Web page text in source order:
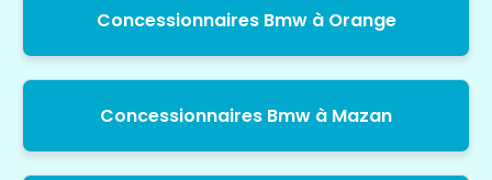
Concessionnaires Bmw à Orange
Concessionnaires Bmw à Mazan